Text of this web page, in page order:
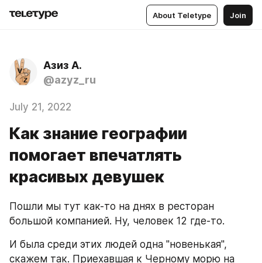
About Teletype Join
Азиз А.
@azyz_ru
July 21, 2022
Как знание географии
помогает впечатлять
красивых девушек
Пошли мы тут как-то на днях в ресторан
большой компанией. Ну, человек 12 где-то.
И была среди этих людей одна "новенькая",
скажем так. Приехавшая к Черному морю на